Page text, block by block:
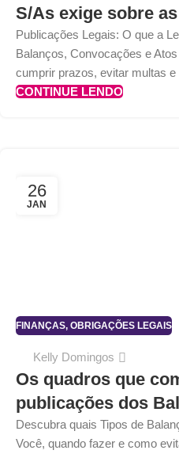
S/As exige sobre
Publicações Legais: O que a
Balanços, Convocações e
cumprir prazos, evitar multas
CONTINUE LENDO
26
JAN
FINANÇAS, OBRIGAÇÕES LEGAIS
Kelly Domingos
Os quadros que
publicações dos
Descubra quais Tipos de
Você, quando fazer e como